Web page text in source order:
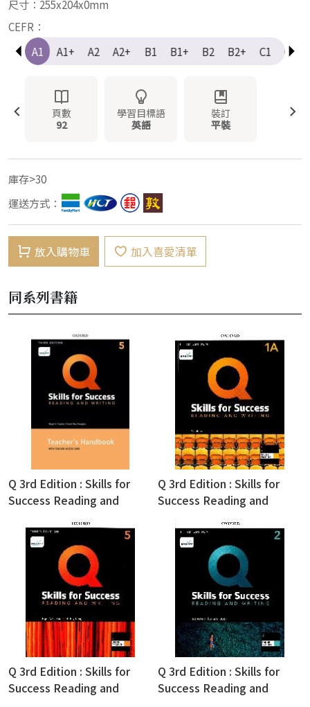
尺寸：255x204x0mm
CEFR：
A1
A1 A1+ A2 A2+ B1 B1+ B2 B2+ C1 C1+
頁數
92
學習目標語
英語
裝訂
平裝
庫存>30
運送方式：
放入購物車 加入喜愛清單
同系列書籍
Q 3rd Edition : Skills for
Success Reading and
Writing Teacher's Guide
5(with Teacher iQ Online &
Classroom Presentation
Q 3rd Edition : Skills for
Success Reading and
1A (with Online Practice)
(密碼銀漆一經刮開，恕不退
Q 3rd Edition : Skills for
Success Reading and
Q 3rd Edition : Skills for
Success Reading and